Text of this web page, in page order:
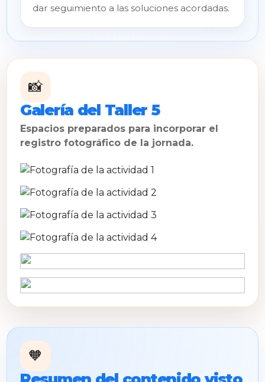
dar seguimiento a las soluciones acordadas.
📸
Galería del Taller 5
Espacios preparados para incorporar el
registro fotográfico de la jornada.
🧡